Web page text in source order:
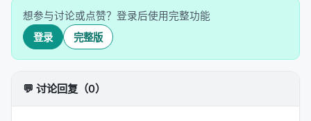
Meta-Harness
想参与讨论或点赞？登录后使用完整功能
登录 完整版
💬 讨论回复（0）